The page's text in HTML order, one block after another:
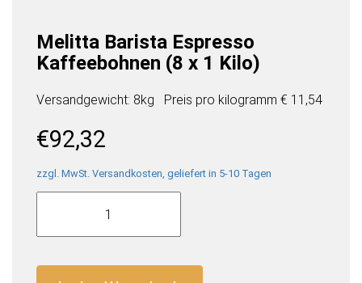
Melitta Barista Espresso
Kaffeebohnen (8 x 1 Kilo)
Versandgewicht: 8kg Preis pro kilogramm € 11,54
€92,32
zzgl. MwSt. Versandkosten, geliefert in 5-10 Tagen
Melitta
Espresso